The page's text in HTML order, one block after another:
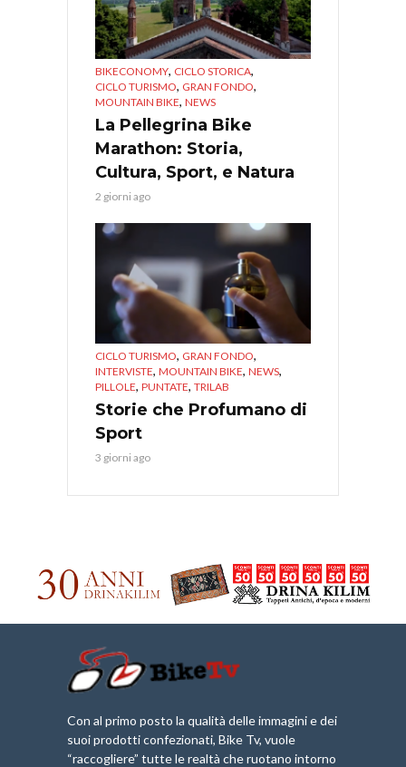
BIKECONOMY, CICLO STORICA,
CICLO TURISMO, GRAN FONDO,
MOUNTAIN BIKE, NEWS
La Pellegrina Bike
Marathon: Storia,
Cultura, Sport, e Natura
2 giorni ago
CICLO TURISMO, GRAN FONDO,
INTERVISTE, MOUNTAIN BIKE, NEWS,
PILLOLE, PUNTATE, TRILAB
Storie che Profumano di
Sport
3 giorni ago
Con al primo posto la qualità delle immagini e dei
suoi prodotti confezionati, Bike Tv, vuole
“raccogliere” tutte le realtà che ruotano intorno